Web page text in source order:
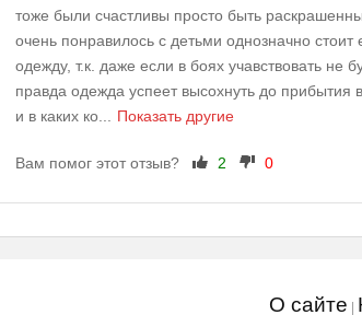
тоже были счастливы просто быть
очень понравилось с детьми однозначно стоит
одежду, т.к. даже если в боях учавствовать не
правда одежда успеет высохнуть до прибытия
и в каких ко... Показать другие
Вам помог этот отзыв? 2 0
О сайте